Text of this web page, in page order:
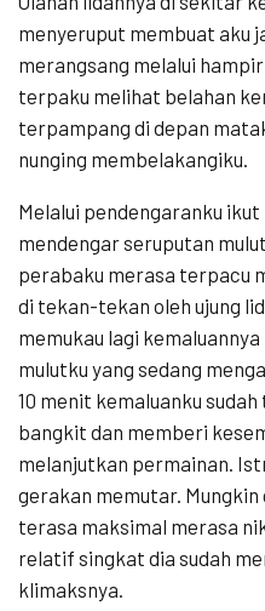
menyeruput membuat aku
merangsang melalui
terpaku melihat belahan
terpampang di depan
nunging membelakangiku.
Melalui pendengaranku
mendengar seruputan
perabaku merasa terpacu
di tekan-tekan oleh ujung
memukau lagi
mulutku yang sedang
10 menit kemaluanku
bangkit dan memberi
melanjutkan permainan.
gerakan memutar.
terasa maksimal merasa
relatif singkat dia sudah
klimaksnya.